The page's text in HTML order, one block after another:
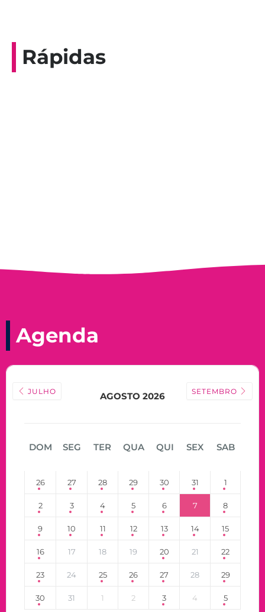
Rápidas
Agenda
JULHO AGOSTO 2026 SETEMBRO
DOM SEG TER QUA QUI SEX SAB
26 27 28 29 30 31 1
2 3 4 5 6 7 8
9 10 11 12 13 14 15
16 17 18 19 20 21 22
23 24 25 26 27 28 29
30 31 1 2 3 4 5